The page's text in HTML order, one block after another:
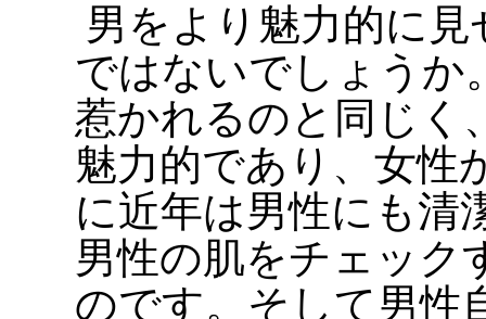
男をより魅力的に
ではないでしょうか
惹かれるのと同じく
魅力的であり、女性
に近年は男性にも清
男性の肌をチェック
のです。そして男性